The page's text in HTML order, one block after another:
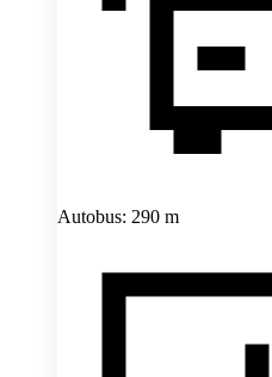
Autobus: 290 m